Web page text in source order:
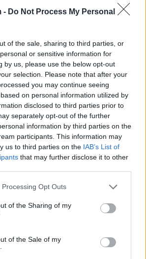
- Do Not Process My Personal
of the sale, sharing to third parties, or
or sensitive information for
by us, please use the below opt-out
selection. Please note that after your
you may continue seeing
on personal information utilized by
disclosed to third parties prior to
separately opt-out of the further
information by third parties on the
participants. This information may
us to third parties on the IAB’s List of
that may further disclose it to other
Opt Outs
of the Sharing of my
of the Sale of my
πιο πέρα;». Καθώς η
ήταν εμφανώς τρομαγμένη, ο
να λέει στην ακρίδα:
ευαίσθητη, είναι από το
κυρία».
δεν άκουσε τις παρακλήσεις
άλμα, με τον
«Μην μου το κάνεις
Είναι ατίθαση. Όχι αγοράκι
μου». Η Ματίκα ρωτούσε
'ντο;» και ο Ιορδανίδης
συνέχισε».
την ακρίδα
χειρότερα όταν κάποιος